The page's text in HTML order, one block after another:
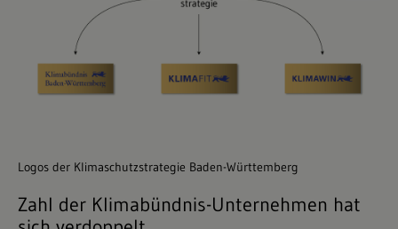
Logos der Klimaschutzstrategie Baden-Württemberg
Zahl der Klimabündnis-Unternehmen hat